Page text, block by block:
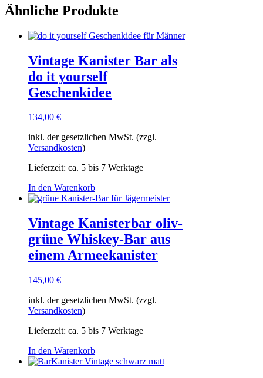
weist
mehrere
auf.
Optionen
können
auf
der
Produktseite
Ähnliche Produkte
Vintage Kanister Bar als
do it yourself
Geschenkidee
134,00 €
inkl. der gesetzlichen MwSt. (zzgl.
Versandkosten)
Lieferzeit: ca. 5 bis 7 Werktage
In den Warenkorb
Vintage Kanisterbar oliv-
grüne Whiskey-Bar aus
einem Armeekanister
145,00 €
inkl. der gesetzlichen MwSt. (zzgl.
Versandkosten)
Lieferzeit: ca. 5 bis 7 Werktage
In den Warenkorb